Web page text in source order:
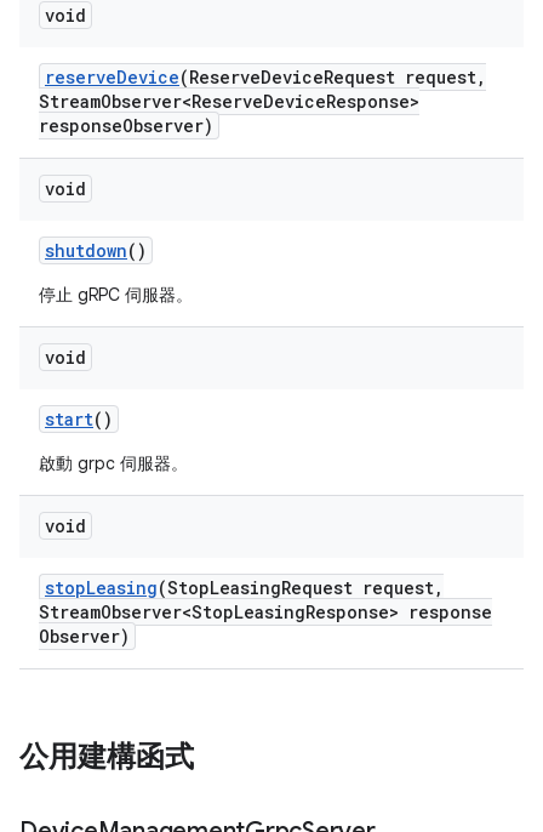
void
reserveDevice(ReserveDeviceRequest request,
StreamObserver<ReserveDeviceResponse>
responseObserver)
void
shutdown()
停止 gRPC 伺服器。
void
start()
啟動 grpc 伺服器。
void
stopLeasing(StopLeasingRequest request,
StreamObserver<StopLeasingResponse> response
Observer)
公用建構函式